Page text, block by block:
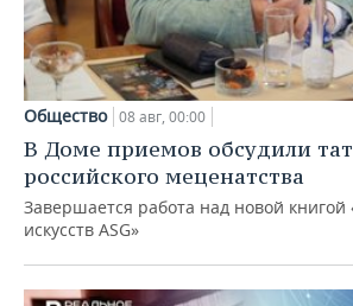
Общество 08 авг, 00:00
В Доме приемов обсудили
российского меценатства
Завершается работа над новой
искусств ASG»